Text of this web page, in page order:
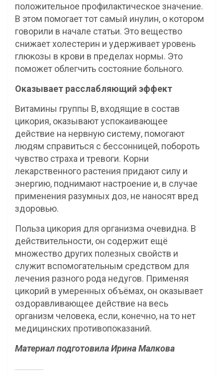
положительное профилактическое значение.
В этом помогает тот самый инулин, о котором
говорили в начале статьи. Это вещество
снижает холестерин и удерживает уровень
глюкозы в крови в пределах нормы. Это
поможет облегчить состояние больного.
Оказывает расслабляющий эффект
Витамины группы В, входящие в состав
цикория, оказывают успокаивающее
действие на нервную систему, помогают
людям справиться с бессонницей, побороть
чувство страха и тревоги. Корни
лекарственного растения придают силу и
энергию, поднимают настроение и, в случае
применения разумных доз, не наносят вред
здоровью.
Польза цикория для организма очевидна. В
действительности, он содержит ещё
множество других полезных свойств и
служит вспомогательным средством для
лечения разного рода недугов. Применяя
цикорий в умеренных объёмах, он оказывает
оздоравливающее действие на весь
организм человека, если, конечно, на то нет
медицинских противопоказаний.
Материал подготовила Ирина Малкова